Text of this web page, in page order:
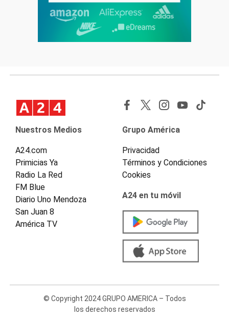
Nuestros Medios
A24.com
Primicias Ya
Radio La Red
FM Blue
Diario Uno Mendoza
San Juan 8
América TV
Grupo América
Privacidad
Términos y Condiciones
Cookies
A24 en tu móvil
© Copyright 2024 GRUPO AMERICA – Todos
los derechos reservados